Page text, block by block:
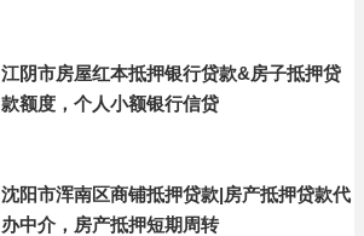
江阴市房屋红本抵押银行贷款&房子抵押贷
款额度，个人小额银行信贷
沈阳市浑南区商铺抵押贷款|房产抵押贷款代
办中介，房产抵押短期周转